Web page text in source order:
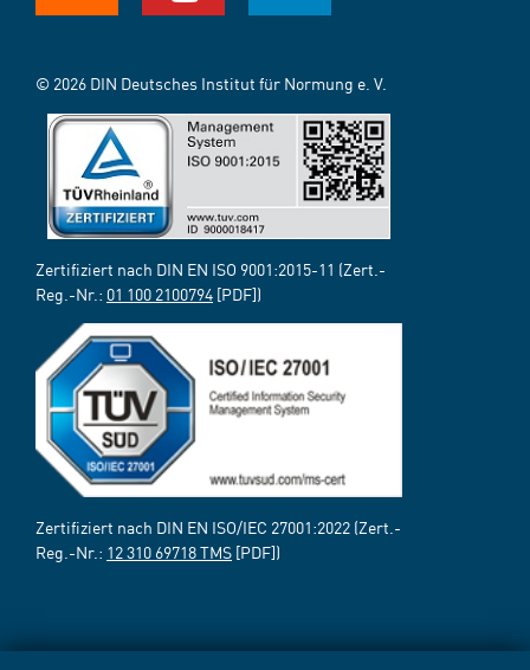
© 2026 DIN Deutsches Institut für Normung e. V.
Zertifiziert nach DIN EN ISO 9001:2015-11 (Zert.-
Reg.-Nr.: 01 100 2100794 [PDF])
Zertifiziert nach DIN EN ISO/IEC 27001:2022 (Zert.-
Reg.-Nr.: 12 310 69718 TMS [PDF])